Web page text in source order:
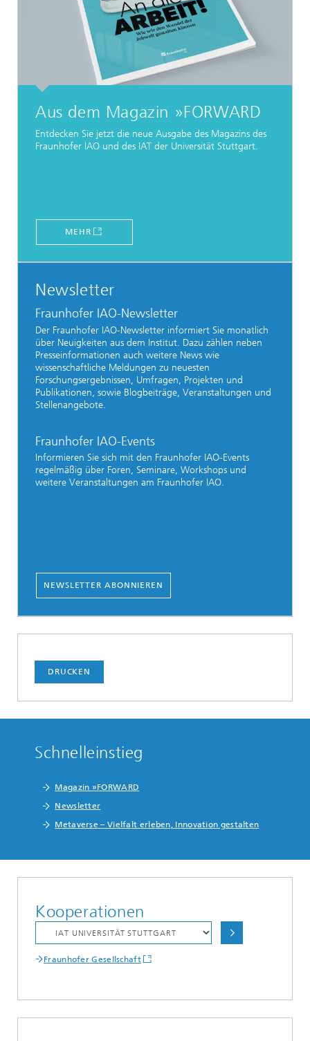
Aus dem Magazin »FORWARD
Entdecken Sie jetzt die neue Ausgabe des Magazins des
Fraunhofer IAO und des IAT der Universität Stuttgart.
MEHR
Newsletter
Fraunhofer IAO-Newsletter
Der Fraunhofer IAO-Newsletter informiert Sie monatlich
über Neuigkeiten aus dem Institut. Dazu zählen neben
Presseinformationen auch weitere News wie
wissenschaftliche Meldungen zu neuesten
Forschungsergebnissen, Umfragen, Projekten und
Publikationen, sowie Blogbeiträge, Veranstaltungen und
Stellenangebote.
Fraunhofer IAO-Events
Informieren Sie sich mit den Fraunhofer IAO-Events
regelmäßig über Foren, Seminare, Workshops und
weitere Veranstaltungen am Fraunhofer IAO.
NEWSLETTER ABONNIEREN
DRUCKEN
Schnelleinstieg
Magazin »FORWARD
Newsletter
Metaverse – Vielfalt erleben, Innovation gestalten
Kooperationen
Fraunhofer Gesellschaft